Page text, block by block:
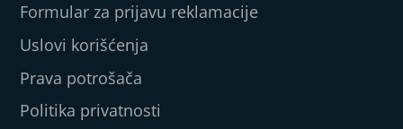
Formular za prijavu reklamacije
Uslovi korišćenja
Prava potrošača
Politika privatnosti